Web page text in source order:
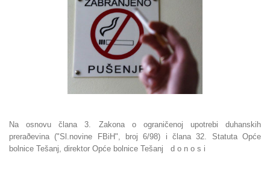
Na osnovu člana 3. Zakona o ograničenoj upotrebi duhanskih
preraðevina ("Sl.novine FBiH", broj 6/98) i člana 32. Statuta Opće
bolnice Tešanj, direktor Opće bolnice Tešanj d o n o s i